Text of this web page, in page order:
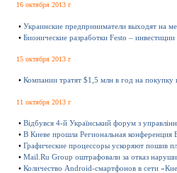
16 октября 2013 г
• Украинские предприниматели выходят на
• Бионические разработки Festo –
15 октября 2013 г
• Компании тратят $1,5 млн в год на покупку
11 октября 2013 г
• Відбувся 4-й Український форум з
• В Киеве прошла Региональная конференция
• Графические процессоры ускоряют пошив
• Mail.Ru Group оштрафовали за отказ
• Количество Android-смартфонов в сети